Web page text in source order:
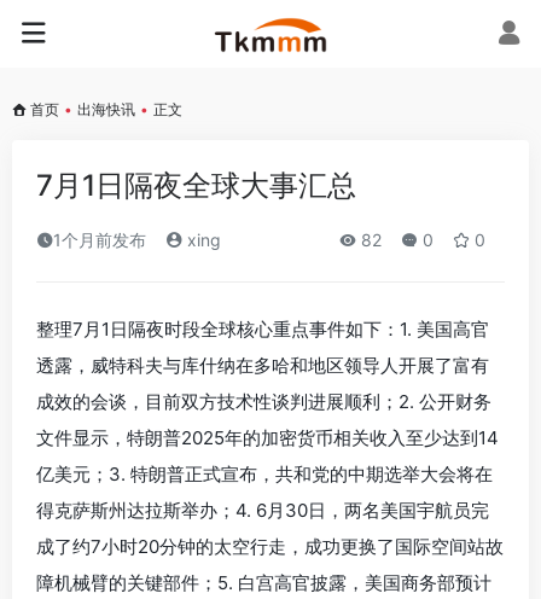
首页 • 出海快讯 • 正文
‌7月1日隔夜全球大事汇总‌
1个月前发布 xing 82 0 0
整理7月1日隔夜时段全球核心重点事件如下：1. 美国高官
透露，威特科夫与库什纳在多哈和地区领导人开展了富有
成效的会谈，目前双方技术性谈判进展顺利；2. 公开财务
文件显示，特朗普2025年的加密货币相关收入至少达到14
亿美元；3. 特朗普正式宣布，共和党的中期选举大会将在
得克萨斯州达拉斯举办；4. 6月30日，两名美国宇航员完
成了约7小时20分钟的太空行走，成功更换了国际空间站故
障机械臂的关键部件；5. 白宫高官披露，美国商务部预计